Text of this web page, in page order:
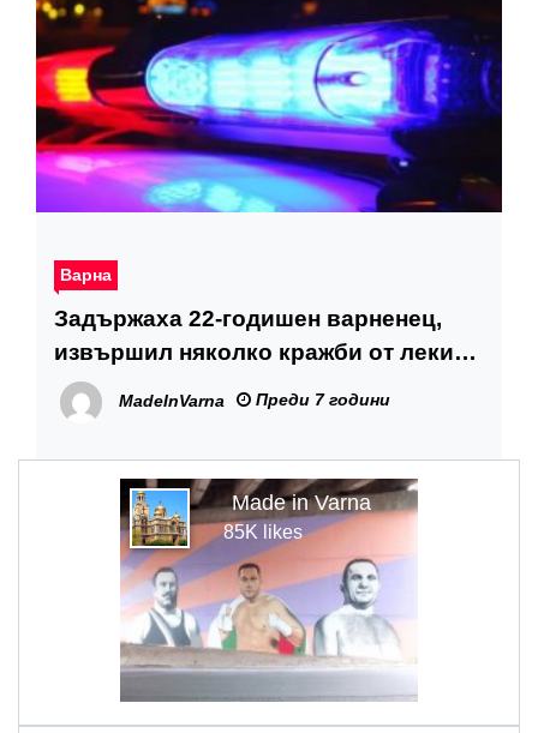
Варна
Задържаха 22-годишен варненец,
извършил няколко кражби от леки
автомобили във Варна
MadeInVarna Преди 7 години
Made in Varna
85K likes